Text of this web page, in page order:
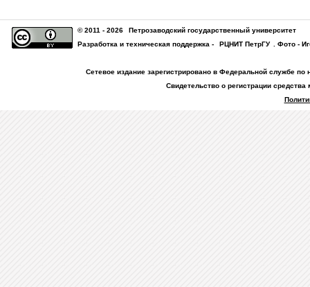
© 2011 - 2026
Петрозаводский государственный университет
Разработка и техническая поддержка -
РЦНИТ ПетрГУ . Фото -
Сетевое издание зарегистрировано в Федеральной службе
Свидетельство о регистрации